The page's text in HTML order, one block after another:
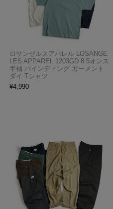
ロサンゼルスアパレル LOSANGE
LES APPAREL 1203GD 8.5オンス
半袖 バインディング ガーメント
ダイ Tシャツ
¥4,990